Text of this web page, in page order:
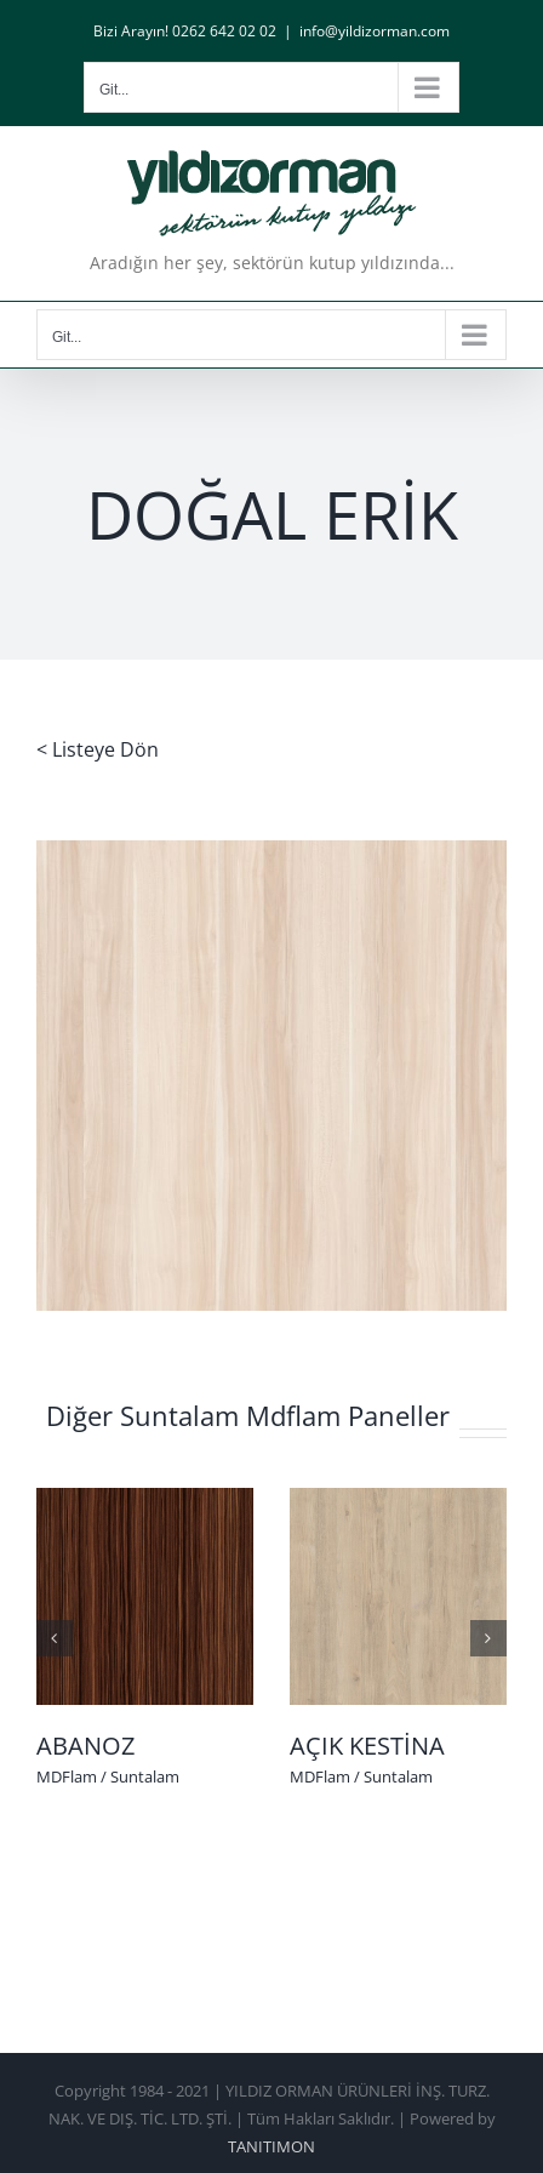
Bizi Arayın! 0262 642 02 02 | info@yildizorman.com
Git...
Aradığın her şey, sektörün kutup yıldızında...
Git...
DOĞAL ERİK
< Listeye Dön
Diğer Suntalam Mdflam Paneller
ABANOZ
MDFlam / Suntalam
AÇIK KESTİNA
MDFlam / Suntalam
Copyright 1984 - 2021 | YILDIZ ORMAN ÜRÜNLERİ İNŞ. TURZ.
NAK. VE DIŞ. TİC. LTD. ŞTİ. | Tüm Hakları Saklıdır. | Powered by
TANITIMON